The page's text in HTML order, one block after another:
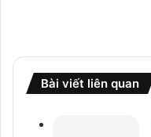
Bài viết liên quan